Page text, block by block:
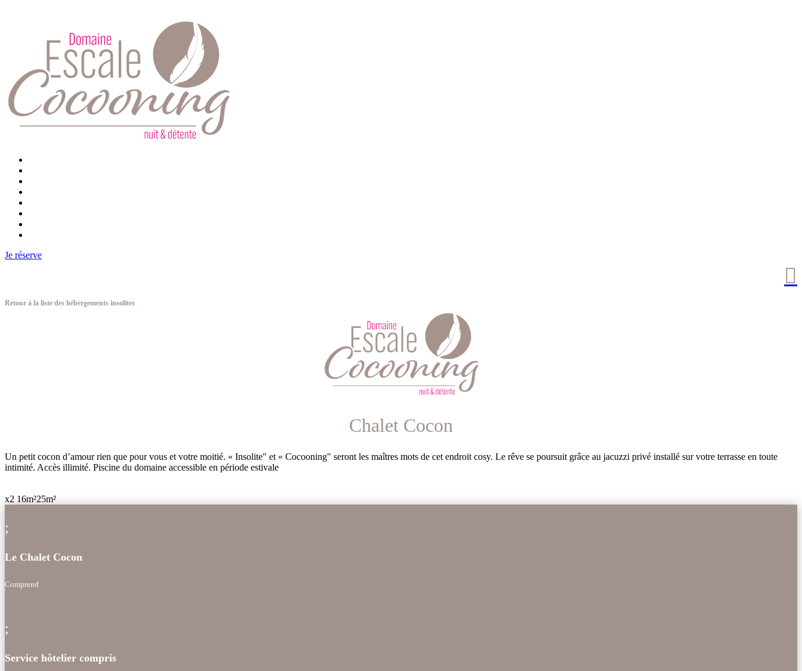
Je réserve

Retour à la liste des hébergements insolites
Chalet Cocon
Un petit cocon d’amour rien que pour vous et votre moitié. « Insolite" et « Cocooning" seront les maîtres mots de cet endroit cosy. Le rêve se poursuit grâce au jacuzzi privé installé sur votre terrasse en toute
intimité. Accès illimité. Piscine du domaine accessible en période estivale
x2 16m²25m²
;
Le Chalet Cocon
Comprend
;
Service hôtelier compris